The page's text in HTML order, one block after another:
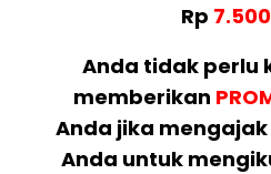
Rp
Anda tidak perlu
memberikan
Anda jika
Anda untuk